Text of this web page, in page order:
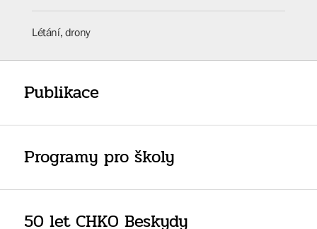
Létání, drony
Publikace
Programy pro školy
50 let CHKO Beskydy